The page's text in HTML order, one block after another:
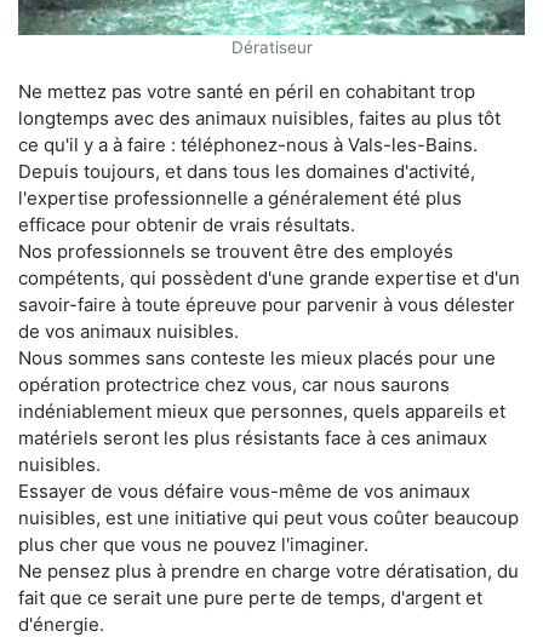
Dératiseur
Ne mettez pas votre santé en péril en cohabitant trop
longtemps avec des animaux nuisibles, faites au plus tôt
ce qu'il y a à faire : téléphonez-nous à Vals-les-Bains.
Depuis toujours, et dans tous les domaines d'activité,
l'expertise professionnelle a généralement été plus
efficace pour obtenir de vrais résultats.
Nos professionnels se trouvent être des employés
compétents, qui possèdent d'une grande expertise et d'un
savoir-faire à toute épreuve pour parvenir à vous délester
de vos animaux nuisibles.
Nous sommes sans conteste les mieux placés pour une
opération protectrice chez vous, car nous saurons
indéniablement mieux que personnes, quels appareils et
matériels seront les plus résistants face à ces animaux
nuisibles.
Essayer de vous défaire vous-même de vos animaux
nuisibles, est une initiative qui peut vous coûter beaucoup
plus cher que vous ne pouvez l'imaginer.
Ne pensez plus à prendre en charge votre dératisation, du
fait que ce serait une pure perte de temps, d'argent et
d'énergie.